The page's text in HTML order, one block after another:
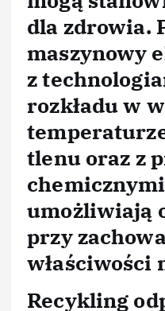
dla zdrowia.
maszynowy
z
rozkładu w
tlenu oraz z
umożliwiają
przy
właściwości
Recykling